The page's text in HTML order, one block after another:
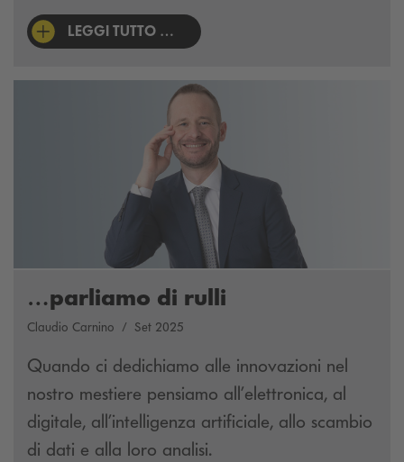
LEGGI TUTTO …
…parliamo di rulli
Claudio Carnino Set 2025
Quando ci dedichiamo alle innovazioni nel
nostro mestiere pensiamo all’elettronica, al
digitale, all’intelligenza artificiale, allo scambio
di dati e alla loro analisi.